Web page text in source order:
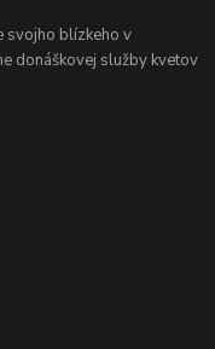
svojho blízkeho v
donáškovej služby kvetov